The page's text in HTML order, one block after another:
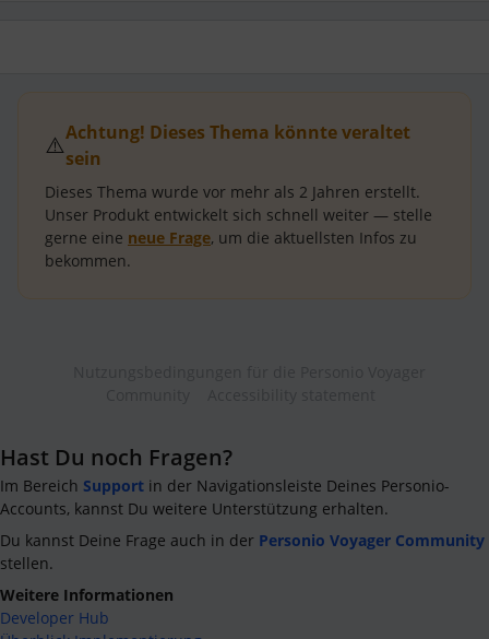
⚠️Achtung! Dieses Thema könnte veraltet
sein
Dieses Thema wurde vor mehr als 2 Jahren erstellt.
Unser Produkt entwickelt sich schnell weiter — stelle
gerne eine neue Frage, um die aktuellsten Infos zu
bekommen.
Hast Du noch Fragen?
Im Bereich Support in der Navigationsleiste Deines Personio-
Accounts, kannst Du weitere Unterstützung erhalten.
Du kannst Deine Frage auch in der Personio Voyager Community
stellen.
Weitere Informationen
Developer Hub